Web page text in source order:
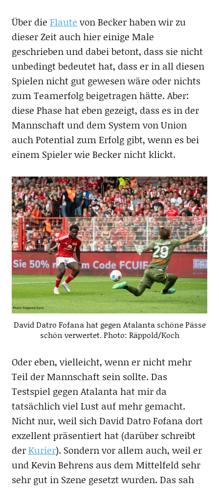
Über die Flaute von Becker haben wir zu
dieser Zeit auch hier einige Male
geschrieben und dabei betont, dass sie nicht
unbedingt bedeutet hat, dass er in all diesen
Spielen nicht gut gewesen wäre oder nichts
zum Teamerfolg beigetragen hätte. Aber:
diese Phase hat eben gezeigt, dass es in der
Mannschaft und dem System von Union
auch Potential zum Erfolg gibt, wenn es bei
einem Spieler wie Becker nicht klickt.
David Datro Fofana hat gegen Atalanta schöne Pässe
schön verwertet. Photo: Räppold/Koch
Oder eben, vielleicht, wenn er nicht mehr
Teil der Mannschaft sein sollte. Das
Testspiel gegen Atalanta hat mir da
tatsächlich viel Lust auf mehr gemacht.
Nicht nur, weil sich David Datro Fofana dort
exzellent präsentiert hat (darüber schreibt
derKurier). Sondern vor allem auch, weil er
und Kevin Behrens aus dem Mittelfeld sehr
sehr gut in Szene gesetzt wurden. Das sah